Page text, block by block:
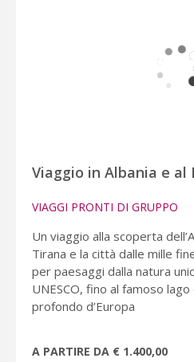
Viaggio in Albania e al
VIAGGI PRONTI DI GRUPPO
Un viaggio alla scoperta
Tirana e la città dalle mille
per paesaggi dalla natura
UNESCO, fino al famoso
profondo d’Europa
A PARTIRE DA € 1.400,00